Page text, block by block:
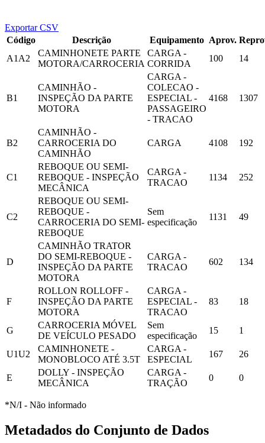
Exportar CSV
Código
Descrição Equipamento Aprov.
A1A2
CAMINHONETE PARTE
MOTORA/CARROCERIA
CARGA -
CORRIDA
100 14
B1
CAMINHÃO -
INSPEÇÃO DA PARTE
MOTORA
CARGA -
COLECAO -
ESPECIAL -
PASSAGEIRO
- TRACAO
4168 1307
B2
CAMINHÃO -
CARROCERIA DO
CAMINHÃO
CARGA 4108 192
C1
REBOQUE OU SEMI-
REBOQUE - INSPEÇÃO
MECÂNICA
CARGA -
TRACAO
1134 252
C2
REBOQUE OU SEMI-
REBOQUE -
CARROCERIA DO SEMI-
REBOQUE
Sem
especificação
1131 49
D
CAMINHÃO TRATOR
DO SEMI-REBOQUE -
INSPEÇÃO DA PARTE
MOTORA
CARGA -
TRACAO
602 134
F
ROLLON ROLLOFF -
INSPEÇÃO DA PARTE
MOTORA
CARGA -
ESPECIAL -
TRACAO
83 18
G
CARROCERIA MÓVEL
DE VEÍCULO PESADO
Sem
especificação
15 1
U1U2
CAMINHONETE -
MONOBLOCO ATÉ 3.5T
CARGA -
ESPECIAL
167 26
E
DOLLY - INSPEÇÃO
MECÂNICA
CARGA -
TRAÇÃO
0 0
*N/I - Não informado
Metadados do Conjunto de Dados